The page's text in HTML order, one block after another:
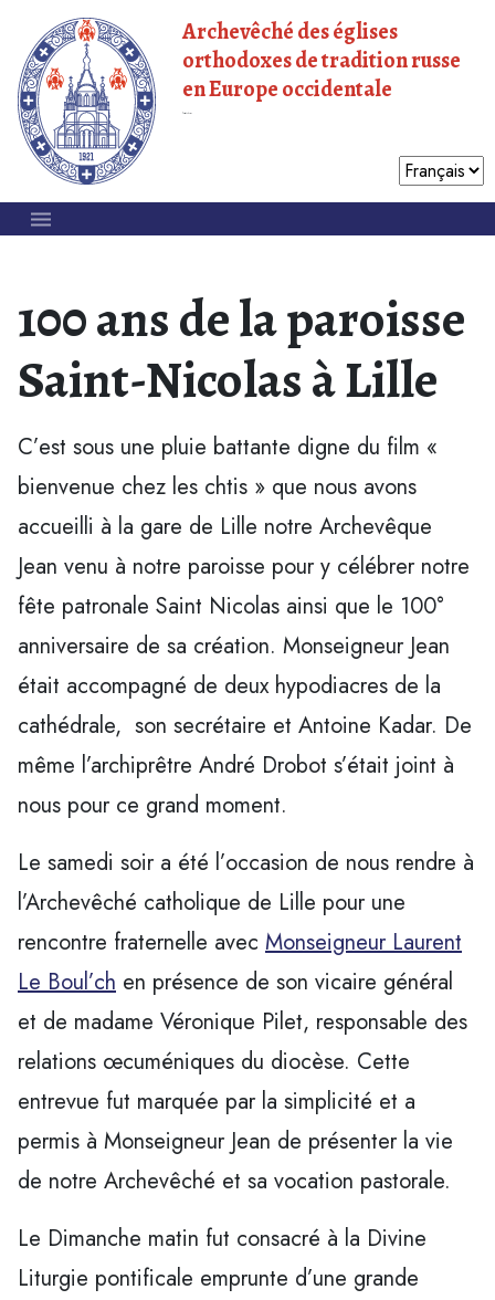
Archevêché des églises
orthodoxes de tradition russe
en Europe occidentale
100 ans de la paroisse
Saint-Nicolas à Lille
C’est sous une pluie battante digne du film «
bienvenue chez les chtis » que nous avons
accueilli à la gare de Lille notre Archevêque
Jean venu à notre paroisse pour y célébrer notre
fête patronale Saint Nicolas ainsi que le 100°
anniversaire de sa création. Monseigneur Jean
était accompagné de deux hypodiacres de la
cathédrale, son secrétaire et Antoine Kadar. De
même l’archiprêtre André Drobot s’était joint à
nous pour ce grand moment.
Le samedi soir a été l’occasion de nous rendre à
l’Archevêché catholique de Lille pour une
rencontre fraternelle avec Monseigneur Laurent
Le Boul’ch en présence de son vicaire général
et de madame Véronique Pilet, responsable des
relations œcuméniques du diocèse. Cette
entrevue fut marquée par la simplicité et a
permis à Monseigneur Jean de présenter la vie
de notre Archevêché et sa vocation pastorale.
Le Dimanche matin fut consacré à la Divine
Liturgie pontificale emprunte d’une grande